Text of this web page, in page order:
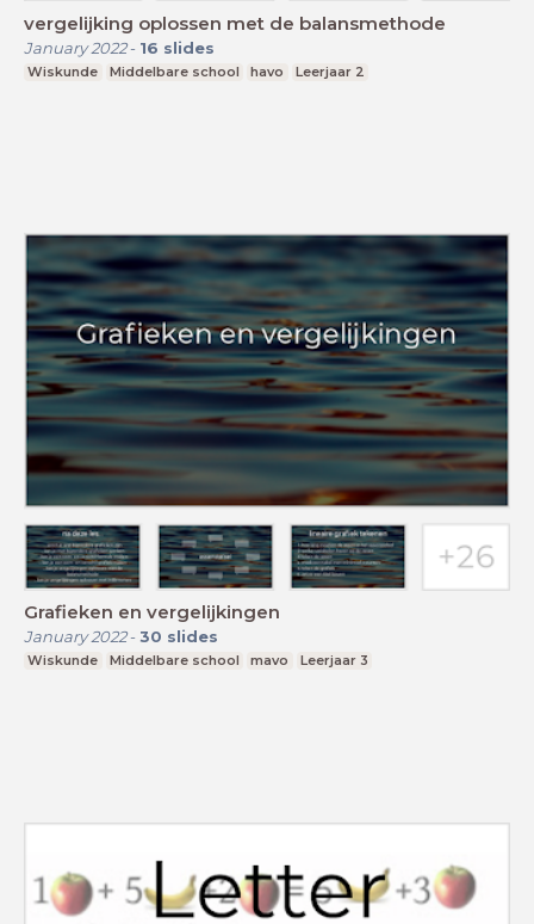
vergelijking oplossen met de balansmethode
January 2022- 16 slides
Wiskunde Middelbare school havo Leerjaar 2
Grafieken en vergelijkingen
January 2022- 30 slides
Wiskunde Middelbare school mavo Leerjaar 3